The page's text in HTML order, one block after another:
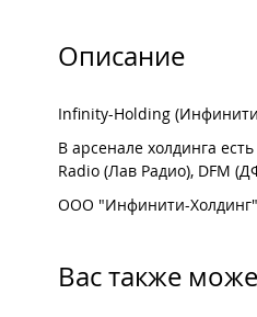
Описание
Infinity-Holding
В арсенале холдинга
Radio (Лав Радио), DFM
ООО "Инфинити-
Вас также